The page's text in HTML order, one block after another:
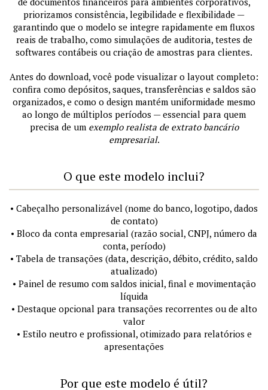
priorizamos consistência, legibilidade e flexibilidade —
garantindo que o modelo se integre rapidamente em fluxos
reais de trabalho, como simulações de auditoria, testes de
softwares contábeis ou criação de amostras para clientes.
Antes do download, você pode visualizar o layout completo:
confira como depósitos, saques, transferências e saldos são
organizados, e como o design mantém uniformidade mesmo
ao longo de múltiplos períodos — essencial para quem
precisa de um exemplo realista de extrato bancário
empresarial.
O que este modelo inclui?
• Cabeçalho personalizável (nome do banco, logotipo, dados
de contato)
• Bloco da conta empresarial (razão social, CNPJ, número da
conta, período)
• Tabela de transações (data, descrição, débito, crédito, saldo
atualizado)
• Painel de resumo com saldos inicial, final e movimentação
líquida
• Destaque opcional para transações recorrentes ou de alto
valor
• Estilo neutro e profissional, otimizado para relatórios e
apresentações
Por que este modelo é útil?